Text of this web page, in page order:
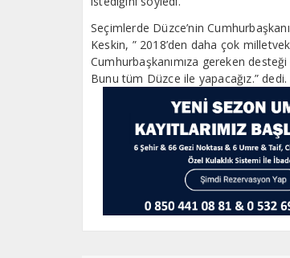
Seçimlerde Düzce’nin
Keskin, ” 2018’den daha çok
Cumhurbaşkanımıza gereken
Bunu tüm Düzce ile yapacağız.” dedi.